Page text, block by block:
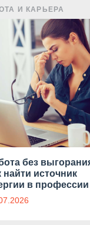
И КАРЬЕРА
без
найти источник
в профессии